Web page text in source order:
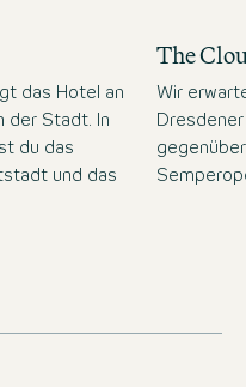
das Hotel an
der Stadt. In
du das
und das
The
Wir